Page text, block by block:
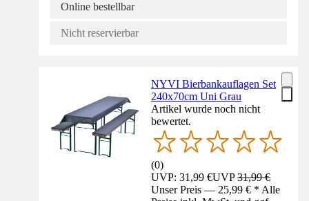
Online bestellbar
Nicht reservierbar
NYVI Bierbankauflagen Set
240x70cm Uni Grau
Artikel wurde noch nicht
bewertet.
(0)
UVP: 31,99 €UVP31,99 €
Unser Preis — 25,99 € * Alle